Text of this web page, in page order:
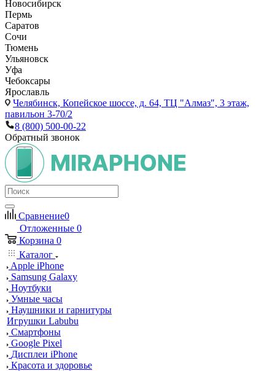
Новосибирск
Пермь
Саратов
Сочи
Тюмень
Ульяновск
Уфа
Чебоксары
Ярославль
Челябинск, Копейское шоссе, д. 64, ТЦ "Алмаз", 3 этаж,
павильон 3-70/2
8 (800) 500-00-22
Обратный звонок
Сравнение0
Отложенные 0
Корзина 0
Каталог
Apple iPhone
Samsung Galaxy
Ноутбуки
Умные часы
Наушники и гарнитуры
Игрушки Labubu
Смартфоны
Google Pixel
Дисплеи iPhone
Красота и здоровье